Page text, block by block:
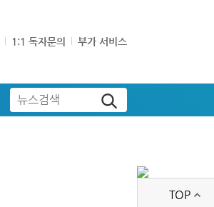
1:1 독자문의 부가 서비스
뉴스검색
TOP